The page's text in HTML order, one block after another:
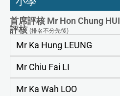
首席評核 Mr Hon Chung HUI
評核 (排名不分先後)
Mr Ka Hung LEUNG
Mr Chiu Fai LI
Mr Ka Wah LOO